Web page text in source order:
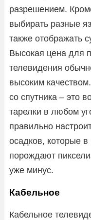
разрешением.
выбирать разные
также отображать
Высокая цена для
телевидения
высоким
со спутника – это
тарелки в любом
правильно
осадков, которые
порождают
уже минус.
Кабельное
Кабельное